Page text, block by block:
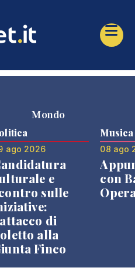
Mondo
ago 2026
e
sulle
di
alla
Finco
Musica
08 ago
con